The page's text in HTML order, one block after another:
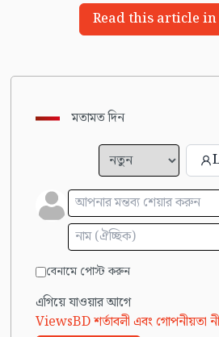
Read this article
মতামত দিন
বেনামে পোস্ট করুন
এগিয়ে যাওয়ার আগে
ViewsBD শর্তাবলী এবং গোপনীয়তা